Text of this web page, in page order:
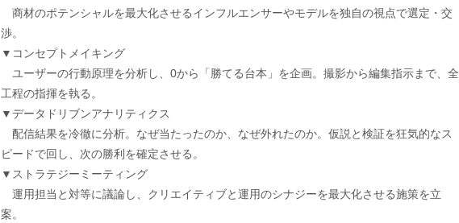
商材のポテンシャルを最大化させるインフルエンサーやモデルを独自の視点で選定・交
渉。
▼コンセプトメイキング
ユーザーの行動原理を分析し、0から「勝てる台本」を企画。撮影から編集指示まで、全
工程の指揮を執る。
▼データドリブンアナリティクス
配信結果を冷徹に分析。なぜ当たったのか、なぜ外れたのか。仮説と検証を狂気的なス
ピードで回し、次の勝利を確定させる。
▼ストラテジーミーティング
運用担当と対等に議論し、クリエイティブと運用のシナジーを最大化させる施策を立
案。